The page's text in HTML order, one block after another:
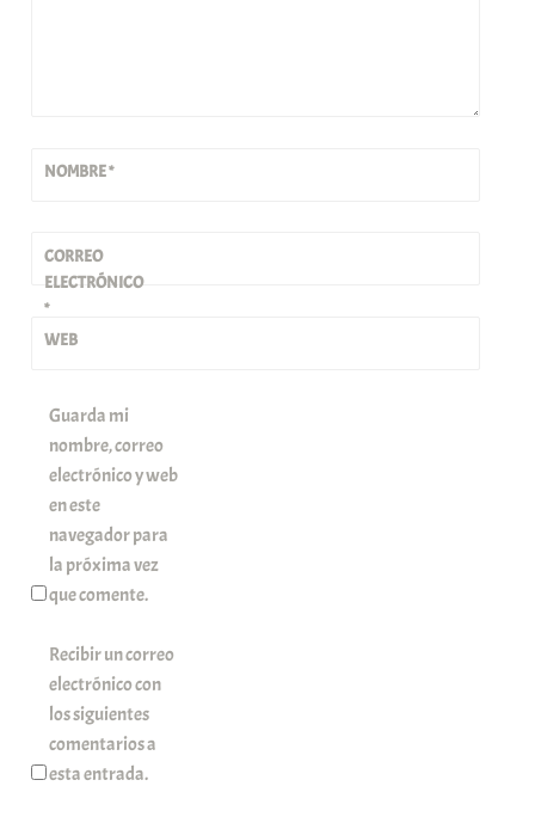
NOMBRE*
CORREO
ELECTRÓNICO
*
WEB
Guarda mi
nombre, correo
electrónico y web
en este
navegador para
la próxima vez
que comente.
Recibir un correo
electrónico con
los siguientes
comentarios a
esta entrada.